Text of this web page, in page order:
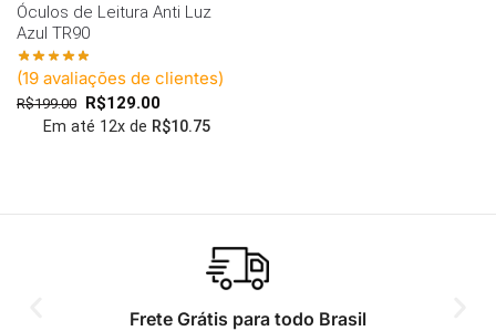
Óculos de Leitura Anti Luz
Azul TR90
(19 avaliações de clientes)
R$199.00 R$129.00
Em até 12x de R$10.75
Frete Grátis para todo Brasil